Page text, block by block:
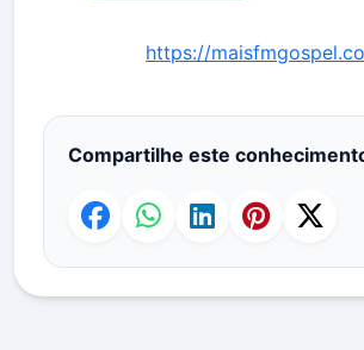
https://
Compartilhe este